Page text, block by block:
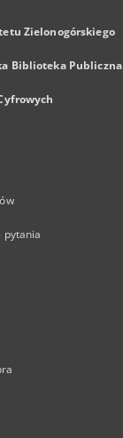
Zielonogórskiego
Biblioteka Publiczna
pytania